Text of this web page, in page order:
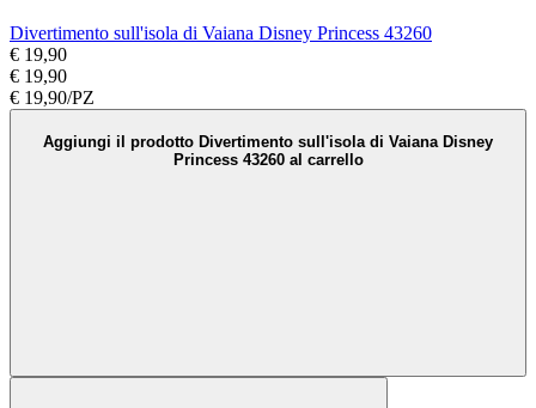
Divertimento sull'isola di Vaiana Disney Princess 43260
€ 19,90
€ 19,90
€ 19,90/PZ
Aggiungi il prodotto Divertimento sull'isola di Vaiana Disney
Princess 43260 al carrello